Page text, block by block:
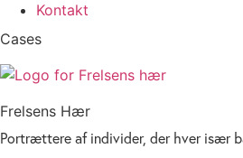
Kontakt
Cases
Frelsens Hær
Portrættere af individer, der hver især